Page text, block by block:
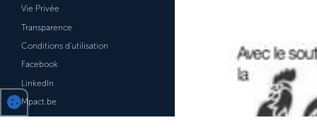
Vie Privée
Transparence
Conditions d'utilisation
Facebook
LinkedIn
Mpact.be